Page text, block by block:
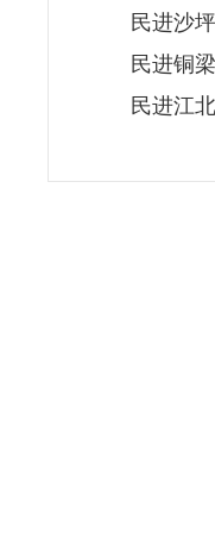
民进沙
民进铜
民进江